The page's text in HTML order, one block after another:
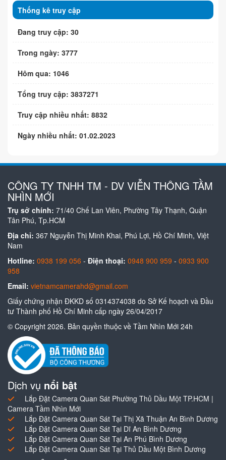
Thống kê truy cập
Đang truy cập: 30
Trong ngày: 3777
Hôm qua: 1046
Tổng truy cập: 3837271
Truy cập nhiều nhất: 8832
Ngày nhiều nhất: 01.02.2023
CÔNG TY TNHH TM - DV VIỄN THÔNG TẦM
NHÌN MỚI
Trụ sở chính: 71/40 Chế Lan Viên, Phường Tây Thạnh, Quận
Tân Phú, Tp.HCM
Địa chỉ: 367 Nguyễn Thị Minh Khai, Phú Lợi, Hồ Chí Minh, Việt
Nam
Hotline: 0938 199 056 - Điện thoại: 0948 900 959 - 0933 900
958
Email: vietnamcamerahd@gmail.com
Giấy chứng nhận ĐKKD số 0314374038 do Sở Kế hoạch và Đầu
tư Thành phố Hồ Chí Minh cấp ngày 26/04/2017
© Copyright 2026. Bản quyền thuộc về Tầm Nhìn Mới 24h
Dịch vụ nổi bật
Lắp Đặt Camera Quan Sát Phường Thủ Dầu Một TP.HCM |
Camera Tầm Nhìn Mới
Lắp Đặt Camera Quan Sát Tại Thị Xã Thuận An Bình Dương
Lắp Đặt Camera Quan Sát Tại Dĩ An Bình Dương
Lắp Đặt Camera Quan Sát Tại An Phú Bình Dương
Lắp Đặt Camera Quan Sát Tại Thủ Dầu Một Bình Dương